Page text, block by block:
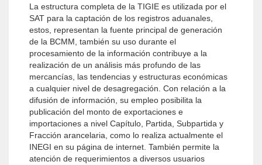
La estructura completa de la TIGIE es utilizada por el
SAT para la captación de los registros aduanales,
estos, representan la fuente principal de generación
de la BCMM, también su uso durante el
procesamiento de la información contribuye a la
realización de un análisis más profundo de las
mercancías, las tendencias y estructuras económicas
a cualquier nivel de desagregación. Con relación a la
difusión de información, su empleo posibilita la
publicación del monto de exportaciones e
importaciones a nivel Capítulo, Partida, Subpartida y
Fracción arancelaria, como lo realiza actualmente el
INEGI en su página de internet. También permite la
atención de requerimientos a diversos usuarios